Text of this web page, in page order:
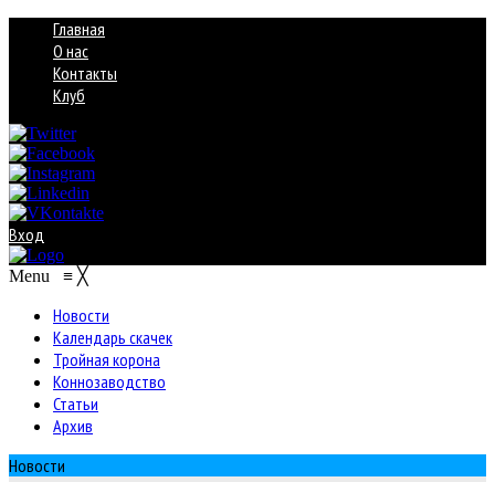
Главная
О нас
Контакты
Клуб
Вход
Menu ≡ ╳
Новости
Календарь скачек
Тройная корона
Коннозаводство
Статьи
Архив
Новости